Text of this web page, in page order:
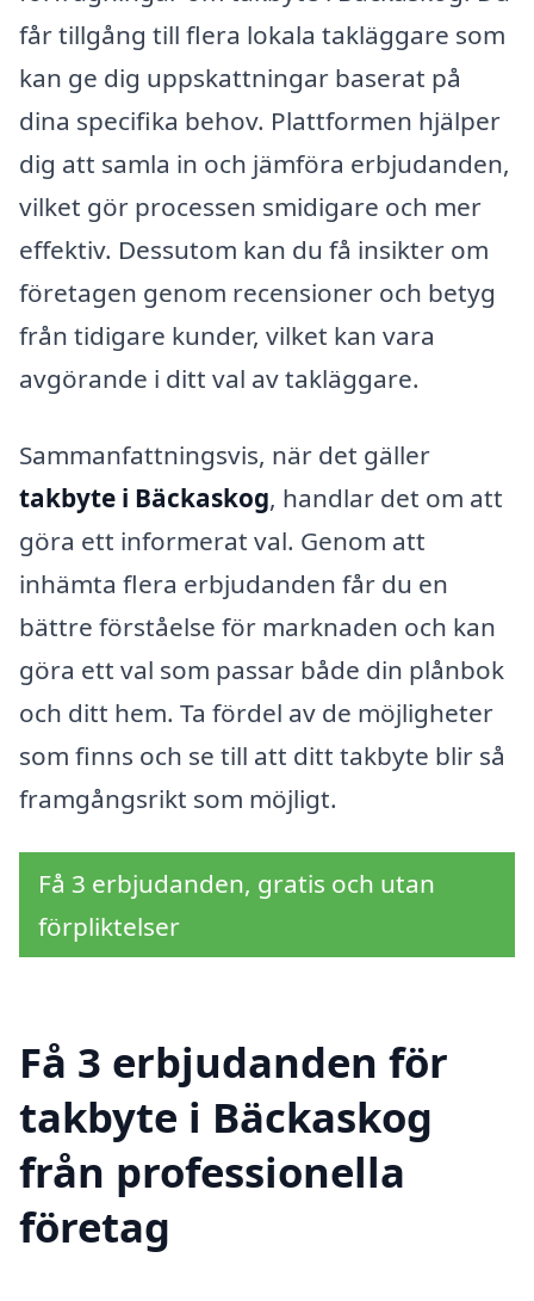
får tillgång till flera lokala takläggare som
kan ge dig uppskattningar baserat på
dina specifika behov. Plattformen hjälper
dig att samla in och jämföra erbjudanden,
vilket gör processen smidigare och mer
effektiv. Dessutom kan du få insikter om
företagen genom recensioner och betyg
från tidigare kunder, vilket kan vara
avgörande i ditt val av takläggare.
Sammanfattningsvis, när det gäller
takbyte i Bäckaskog, handlar det om att
göra ett informerat val. Genom att
inhämta flera erbjudanden får du en
bättre förståelse för marknaden och kan
göra ett val som passar både din plånbok
och ditt hem. Ta fördel av de möjligheter
som finns och se till att ditt takbyte blir så
framgångsrikt som möjligt.
Få 3 erbjudanden, gratis och utan
förpliktelser
Få 3 erbjudanden för
takbyte i Bäckaskog
från professionella
företag